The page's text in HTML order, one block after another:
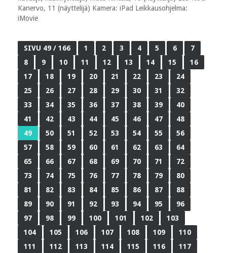
Kanervo, 11 (näyttelijä) Kamera: iPad Leikkausohjelma:
iMovie
SIVU 49 / 166 1 2 3 4 5 6
7
8
9 10 11 12 13 14 15
16
17
18 19 20 21 22 23
24
25
26 27 28 29 30 31
32
33
34 35 36 37 38 39
40
41
42 43 44 45 46 47
48
49
50 51 52 53 54 55
56
57
58 59 60 61 62 63
64
65
66 67 68 69 70 71
72
73
74 75 76 77 78 79
80
81
82 83 84 85 86 87
88
89
90 91 92 93 94 95
96
97
98 99 100 101 102
103
104
105 106 107 108 109
110
111
112 113 114 115 116
117